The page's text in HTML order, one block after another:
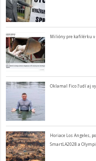
Milióny pre kafilérku
Oklamal Fico ľudí aj
Horiace Los Angeles,
SmartLA2028 a